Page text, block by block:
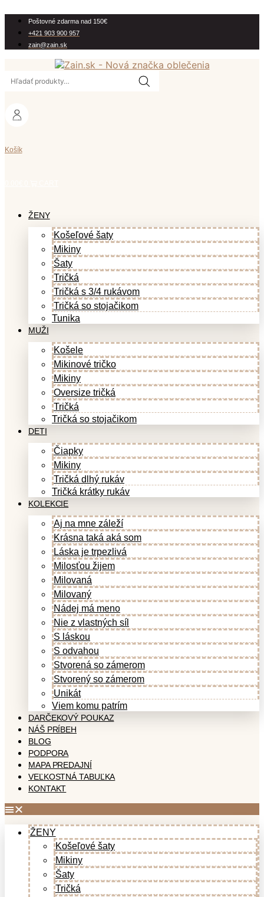
obsah
Poštovné zdarma nad 150€
+421 903 900 957
zain@zain.sk
Hľadať:
Košík
ŽENY
Košeľové šaty
Mikiny
Šaty
Tričká
Tričká s 3/4 rukávom
Tričká so stojačikom
Tunika
MUŽI
Košele
Mikinové tričko
Mikiny
Oversize tričká
Tričká
Tričká so stojačikom
DETI
Čiapky
Mikiny
Tričká dlhý rukáv
Tričká krátky rukáv
KOLEKCIE
Aj na mne záleží
Krásna taká aká som
Láska je trpezlivá
Milosťou žijem
Milovaná
Milovaný
Nádej má meno
Nie z vlastných síl
S láskou
S odvahou
Stvorená so zámerom
Stvorený so zámerom
Unikát
Viem komu patrím
DARČEKOVÝ POUKAZ
NÁŠ PRÍBEH
BLOG
PODPORA
MAPA PREDAJNÍ
VEĽKOSTNÁ TABUĽKA
KONTAKT
ŽENY
Košeľové šaty
Mikiny
Šaty
Tričká